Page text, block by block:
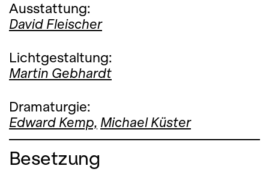
Ausstattung:
David Fleischer
Lichtgestaltung:
Martin Gebhardt
Dramaturgie:
Edward Kemp, Michael Küster
Besetzung